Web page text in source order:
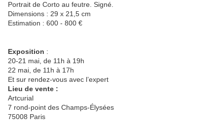
Portrait de Corto au feutre. Signé.
Dimensions : 29 x 21,5 cm
Estimation : 600 - 800 €
Exposition :
20-21 mai, de 11h à 19h
22 mai, de 11h à 17h
Et sur rendez-vous avec l’expert
Lieu de vente :
Artcurial
7 rond-point des Champs-Élysées
75008 Paris